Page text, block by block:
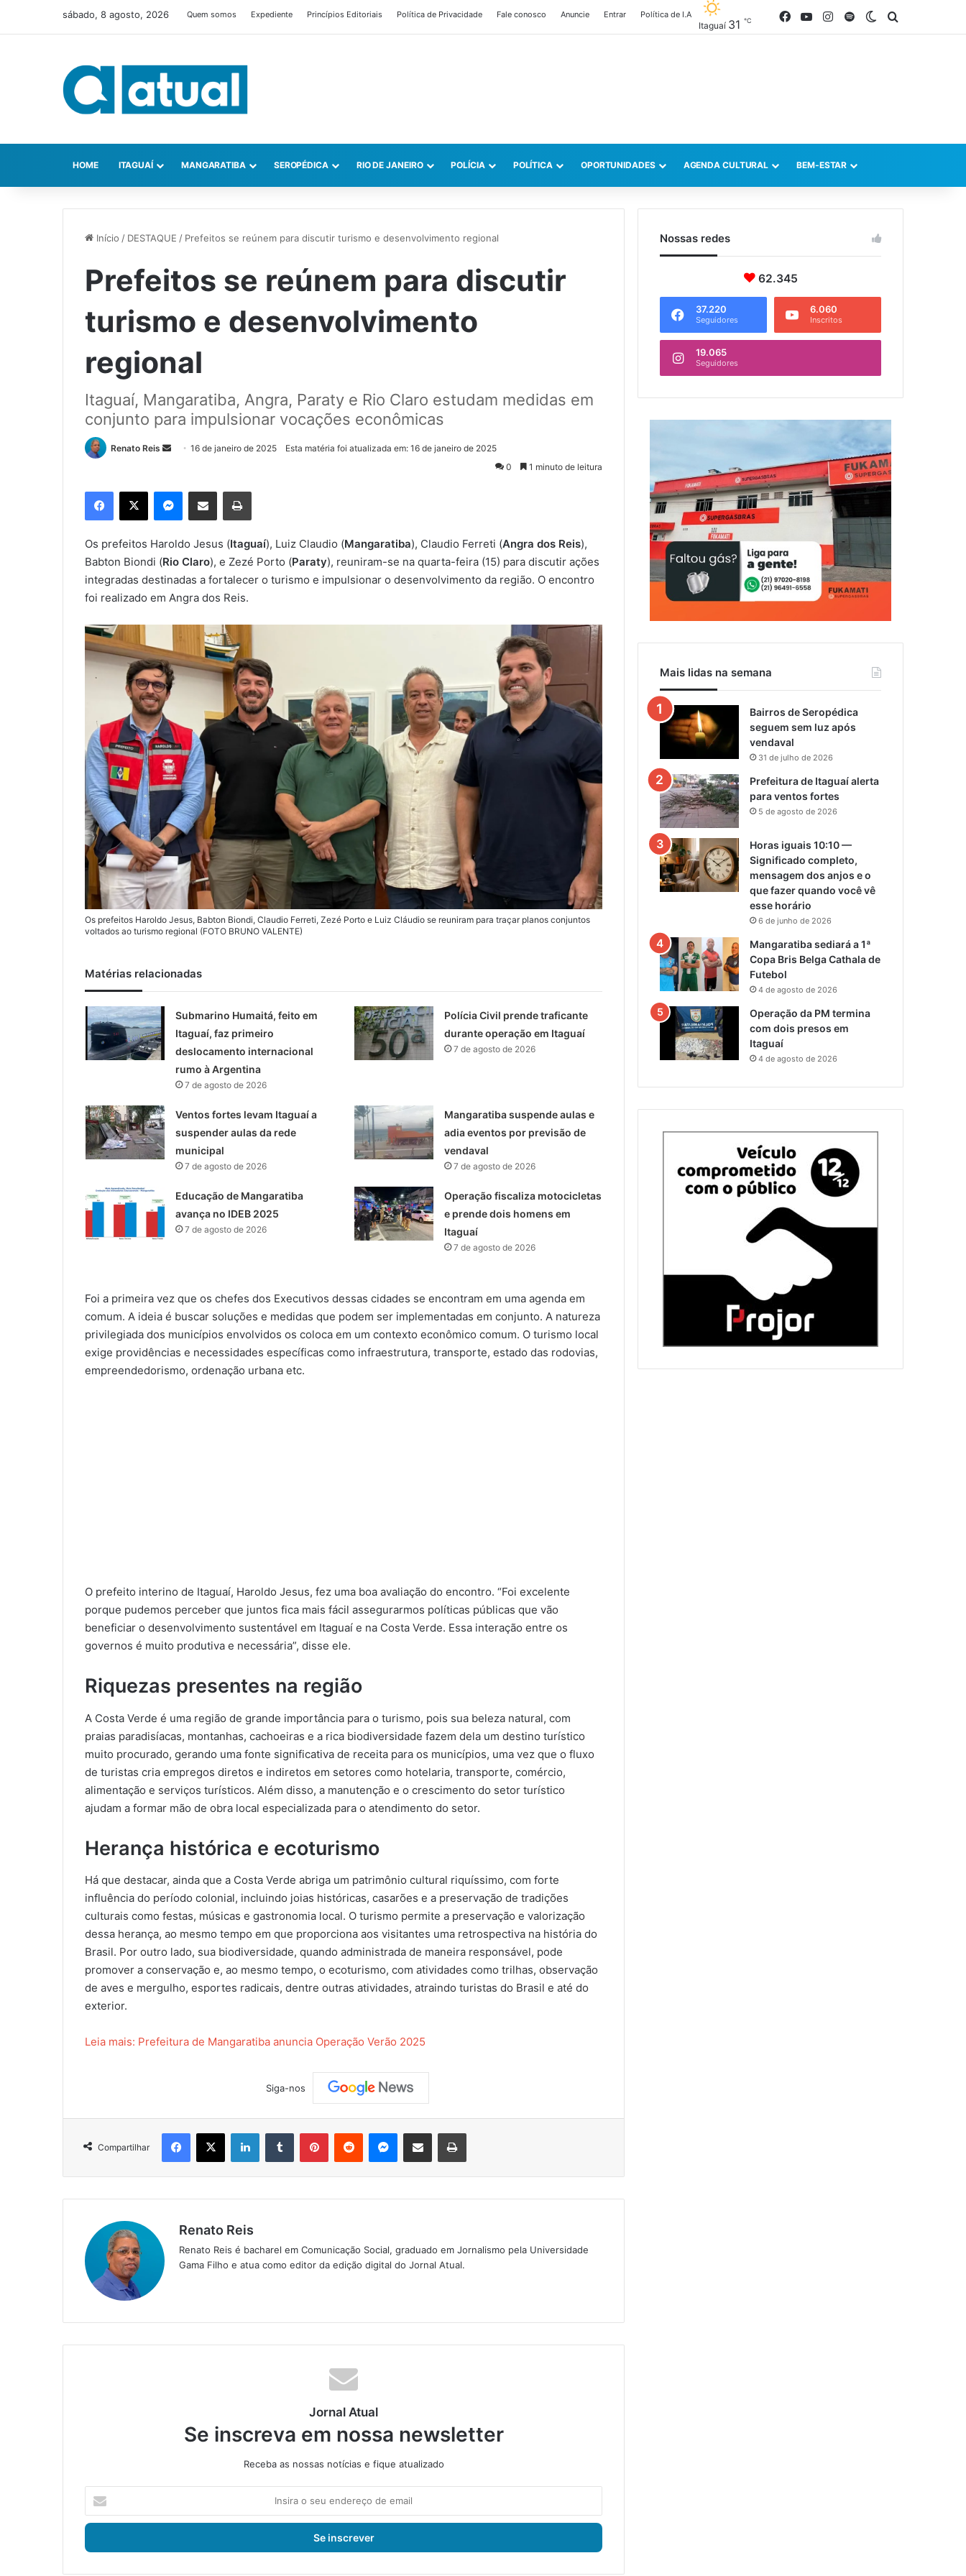
sábado, 8 agosto, 2026 Quem somos Expediente Princípios Editoriais Política de Privacidade Fale conosco Anuncie Entrar Política de I.A
Itaguaí 31 ℃ FacebookYouTubeInstagram
SpotifySwitch skin
HOME ITAGUAÍ MANGARATIBA SEROPÉDICA RIO DE JANEIRO POLÍCIA POLÍTICA OPORTUNIDADES AGENDA CULTURAL BEM-ESTAR
Início / DESTAQUE / Prefeitos se reúnem para discutir turismo e desenvolvimento regional
Prefeitos se reúnem para discutir
turismo e desenvolvimento
regional
Itaguaí, Mangaratiba, Angra, Paraty e Rio Claro estudam medidas em
conjunto para impulsionar vocações econômicas
Renato Reis
d
m
e
-
m
i
16 de janeiro de 2025
Esta matéria foi atualizada em: 16 de janeiro de 2025
0
1 minuto de leitura
Os prefeitos Haroldo Jesus (Itaguaí), Luiz Claudio (Mangaratiba), Claudio Ferreti (Angra dos Reis),
Babton Biondi (Rio Claro), e Zezé Porto (Paraty), reuniram-se na quarta-feira (15) para discutir ações
integradas destinadas a fortalecer o turismo e impulsionar o desenvolvimento da região. O encontro
foi realizado em Angra dos Reis.
Os prefeitos Haroldo Jesus, Babton Biondi, Claudio Ferreti, Zezé Porto e Luiz Cláudio se reuniram para traçar planos conjuntos
voltados ao turismo regional (FOTO BRUNO VALENTE)
Matérias relacionadas
Submarino Humaitá, feito em
Itaguaí, faz primeiro
deslocamento internacional
rumo à Argentina
7 de agosto de 2026
Polícia Civil prende traficante
durante operação em Itaguaí
7 de agosto de 2026
Ventos fortes levam Itaguaí a
suspender aulas da rede
municipal
7 de agosto de 2026
Mangaratiba suspende aulas e
adia eventos por previsão de
vendaval
7 de agosto de 2026
Educação de Mangaratiba
avança no IDEB 2025
7 de agosto de 2026
Operação fiscaliza motocicletas
e prende dois homens em
Itaguaí
7 de agosto de 2026
Foi a primeira vez que os chefes dos Executivos dessas cidades se encontram em uma agenda em
comum. A ideia é buscar soluções e medidas que podem ser implementadas em conjunto. A natureza
privilegiada dos municípios envolvidos os coloca em um contexto econômico comum. O turismo local
exige providências e necessidades específicas como infraestrutura, transporte, estado das rodovias,
empreendedorismo, ordenação urbana etc.
O prefeito interino de Itaguaí, Haroldo Jesus, fez uma boa avaliação do encontro. “Foi excelente
porque pudemos perceber que juntos fica mais fácil assegurarmos políticas públicas que vão
beneficiar o desenvolvimento sustentável em Itaguaí e na Costa Verde. Essa interação entre os
governos é muito produtiva e necessária”, disse ele.
Riquezas presentes na região
A Costa Verde é uma região de grande importância para o turismo, pois sua beleza natural, com
praias paradisíacas, montanhas, cachoeiras e a rica biodiversidade fazem dela um destino turístico
muito procurado, gerando uma fonte significativa de receita para os municípios, uma vez que o fluxo
de turistas cria empregos diretos e indiretos em setores como hotelaria, transporte, comércio,
alimentação e serviços turísticos. Além disso, a manutenção e o crescimento do setor turístico
ajudam a formar mão de obra local especializada para o atendimento do setor.
Herança histórica e ecoturismo
Há que destacar, ainda que a Costa Verde abriga um patrimônio cultural riquíssimo, com forte
influência do período colonial, incluindo joias históricas, casarões e a preservação de tradições
culturais como festas, músicas e gastronomia local. O turismo permite a preservação e valorização
dessa herança, ao mesmo tempo em que proporciona aos visitantes uma retrospectiva na história do
Brasil. Por outro lado, sua biodiversidade, quando administrada de maneira responsável, pode
promover a conservação e, ao mesmo tempo, o ecoturismo, com atividades como trilhas, observação
de aves e mergulho, esportes radicais, dentre outras atividades, atraindo turistas do Brasil e até do
exterior.
Leia mais: Prefeitura de Mangaratiba anuncia Operação Verão 2025
Siga-nos
Compartilhar
Renato Reis
Renato Reis é bacharel em Comunicação Social, graduado em Jornalismo pela Universidade
Gama Filho e atua como editor da edição digital do Jornal Atual.
Jornal Atual
Se inscreva em nossa newsletter
Receba as nossas notícias e fique atualizado
s
r
Nossas redes
62.345
37.220
Seguidores
6.060
Inscritos
19.065
Seguidores
Mais lidas na semana
Bairros de Seropédica
seguem sem luz após
vendaval
31 de julho de 2026
Prefeitura de Itaguaí alerta
para ventos fortes
5 de agosto de 2026
Horas iguais 10:10 —
Significado completo,
mensagem dos anjos e o
que fazer quando você vê
esse horário
6 de junho de 2026
Mangaratiba sediará a 1ª
Copa Bris Belga Cathala de
Futebol
4 de agosto de 2026
Operação da PM termina
com dois presos em
Itaguaí
4 de agosto de 2026